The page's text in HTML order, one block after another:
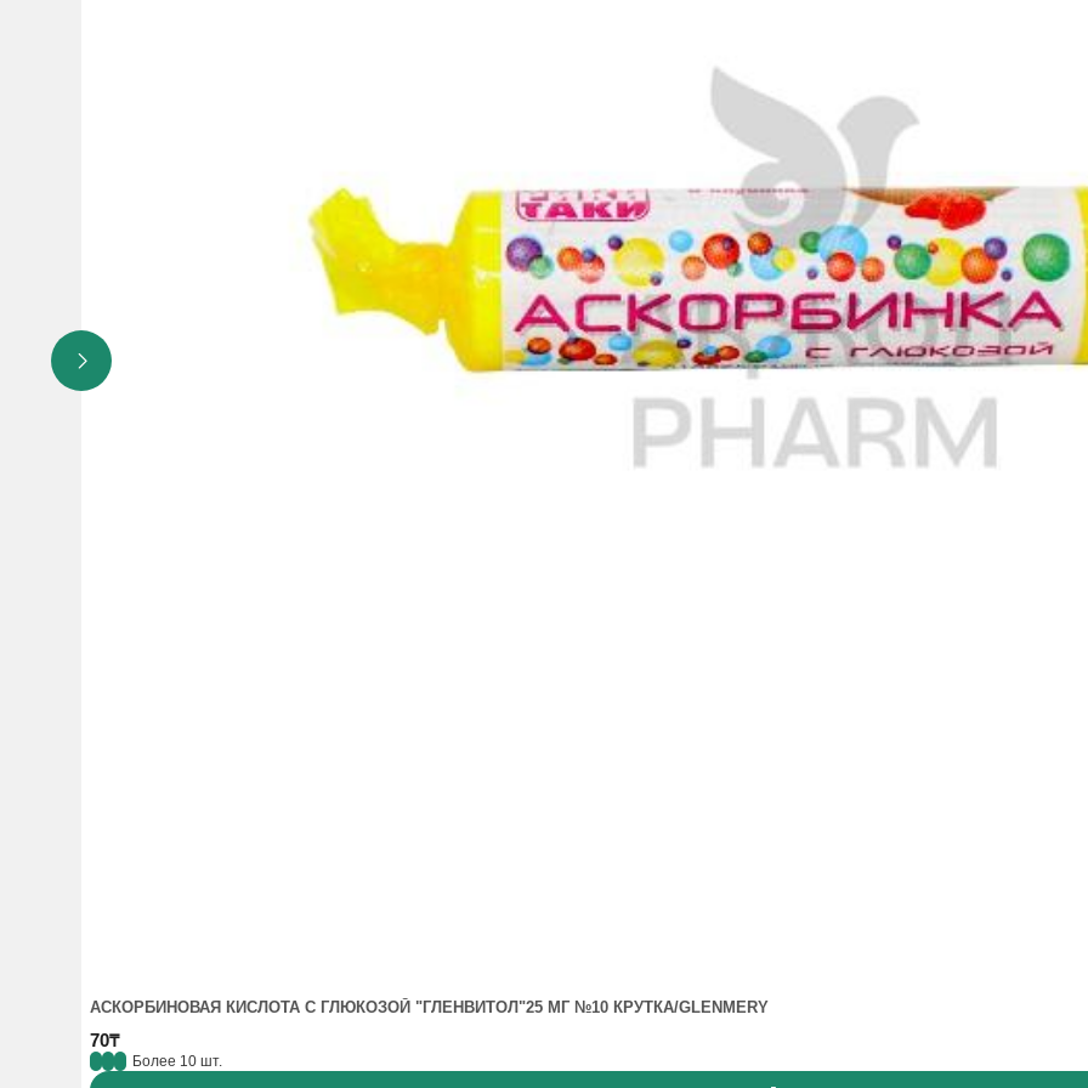
АСКОРБИНОВАЯ КИСЛОТА С ГЛЮКОЗОЙ "ГЛЕНВИТОЛ"25 МГ №10 КРУТКА/GLENMERY
70₸
Более 10 шт.